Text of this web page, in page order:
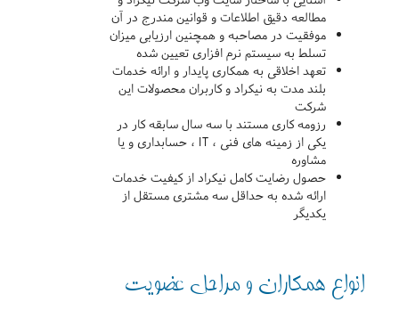
مطالعه دقیق اطلاعات و قوانین مندرج در آن
موفقیت در مصاحبه و همچنین ارزیابی میزان
تسلط به سیستم نرم افزاری تعیین شده
تعهد اخلاقی به همکاری پایدار و ارائه خدمات
بلند مدت به نیکراد و کاربران محصولات این
شرکت
رزومه کاری مستند با سه سال سابقه کار در
یکی از زمینه های فنی ، IT ، حسابداری و یا
مشاوره
حصول رضایت کامل نیکراد از کیفیت خدمات
ارائه شده به حداقل سه مشتری مستقل از
یکدیگر
انواع همکاران و مراحل عضویت